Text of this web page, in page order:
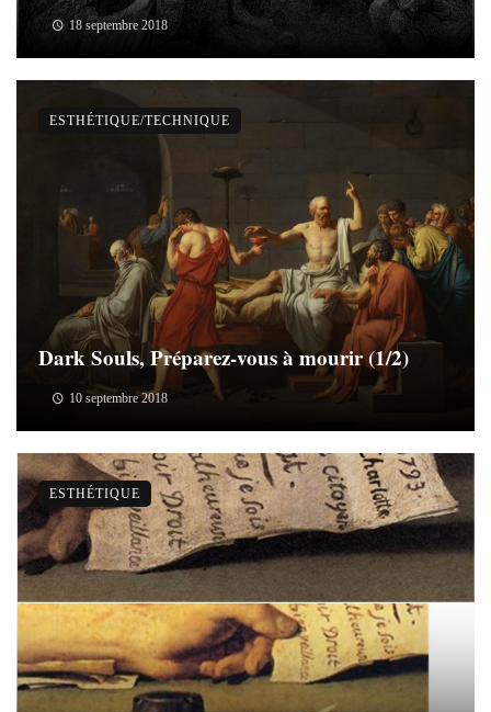
18 septembre 2018
Dark Souls, Préparez-vous à mourir (1/2)
10 septembre 2018
ESTHÉTIQUE/TECHNIQUE
ESTHÉTIQUE